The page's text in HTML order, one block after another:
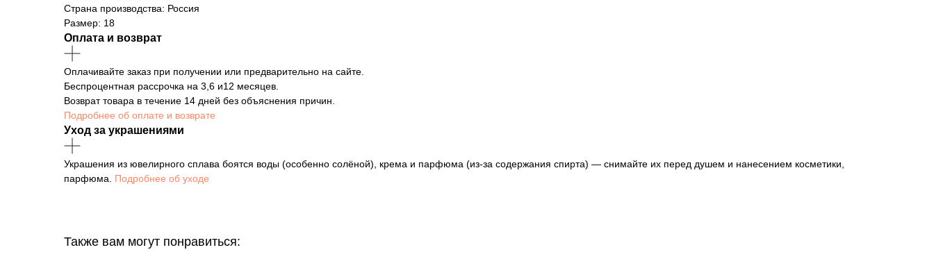
Страна производства: Россия
Размер: 18
Оплата и возврат
Оплачивайте заказ при получении или предварительно на сайте.
Беспроцентная рассрочка на 3,6 и12 месяцев.
Возврат товара в течение 14 дней без объяснения причин.
Подробнее об оплате и возврате
Уход за украшениями
Украшения из ювелирного сплава боятся воды (особенно солёной), крема и парфюма (из-за содержания спирта) — снимайте их перед душем и нанесением косметики,
парфюма. Подробнее об уходе
Также вам могут понравиться: